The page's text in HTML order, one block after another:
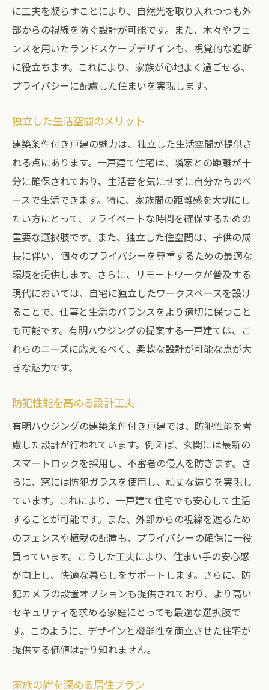
に工夫を凝らすことにより、自然光を取り入れつつも外
部からの視線を防ぐ設計が可能です。また、木々やフェ
ンスを用いたランドスケープデザインも、視覚的な遮断
に役立ちます。これにより、家族が心地よく過ごせる、
プライバシーに配慮した住まいを実現します。
独立した生活空間のメリット
建築条件付き戸建の魅力は、独立した生活空間が提供さ
れる点にあります。一戸建て住宅は、隣家との距離が十
分に確保されており、生活音を気にせずに自分たちのペ
ースで生活できます。特に、家族間の距離感を大切にし
たい方にとって、プライベートな時間を確保するための
重要な選択肢です。また、独立した住空間は、子供の成
長に伴い、個々のプライバシーを尊重するための最適な
環境を提供します。さらに、リモートワークが普及する
現代においては、自宅に独立したワークスペースを設け
ることで、仕事と生活のバランスをより適切に保つこと
も可能です。有明ハウジングの提案する一戸建ては、こ
れらのニーズに応えるべく、柔軟な設計が可能な点が大
きな魅力です。
防犯性能を高める設計工夫
有明ハウジングの建築条件付き戸建では、防犯性能を考
慮した設計が行われています。例えば、玄関には最新の
スマートロックを採用し、不審者の侵入を防ぎます。さ
らに、窓には防犯ガラスを使用し、頑丈な造りを実現し
ています。これにより、一戸建て住宅でも安心して生活
することが可能です。また、外部からの視線を遮るため
のフェンスや植栽の配置も、プライバシーの確保に一役
買っています。こうした工夫により、住まい手の安心感
が向上し、快適な暮らしをサポートします。さらに、防
犯カメラの設置オプションも提供されており、より高い
セキュリティを求める家庭にとっても最適な選択肢で
す。このように、デザインと機能性を両立させた住宅が
提供する価値は計り知れません。
家族の絆を深める居住プラン